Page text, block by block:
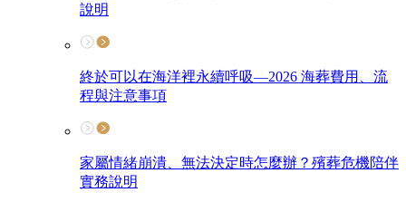
說明
終於可以在海洋裡永續呼吸—2026 海葬費用、流
程與注意事項
家屬情緒崩潰、無法決定時怎麼辦？殯葬危機陪伴
實務說明